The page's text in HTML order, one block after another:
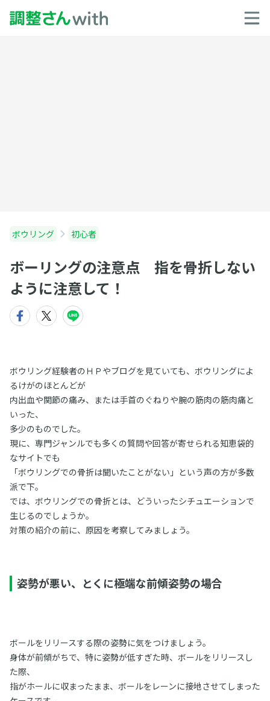
ボウリング 初心者
ボーリングの注意点 指を骨折しない
ように注意して！
ボウリング経験者のＨＰやブログを見ていても、ボウリングによ
るけがのほとんどが
内出血や関節の痛み、または手首のぐねりや腕の筋肉の筋肉痛と
いった、
多少のものでした。
現に、専門ジャンルでも多くの質問や回答が寄せられる知恵袋的
なサイトでも
「ボウリングでの骨折は聞いたことがない」という声の方が多数
派で下。
では、ボウリングでの骨折とは、どういったシチュエーションで
生じるのでしょうか。
対策の紹介の前に、原因を考察してみましょう。
姿勢が悪い、とくに極端な前傾姿勢の場合
ボールをリリースする際の姿勢に気をつけましょう。
身体が前傾がちで、特に姿勢が低すぎた時、ボールをリリースし
た際、
指がホールに収まったまま、ボールをレーンに接地させてしまった